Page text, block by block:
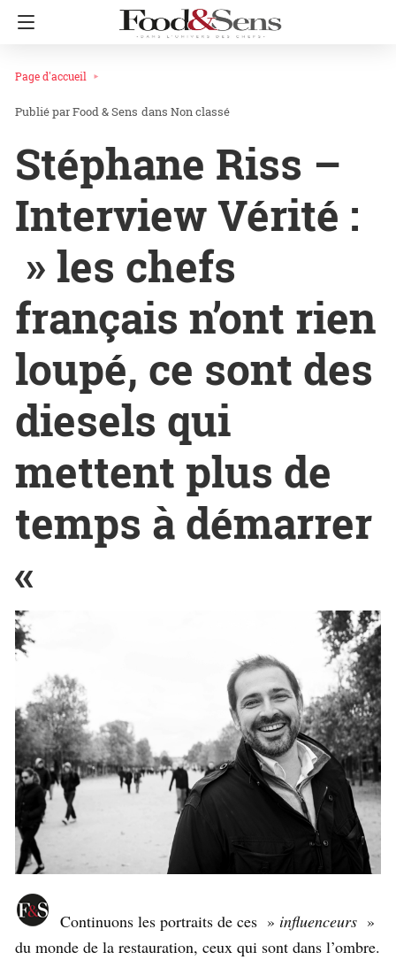
Page d'accueil
Food & Sens dans Non classé
Stéphane Riss –
Interview Vérité :
» les chefs
français n’ont rien
loupé, ce sont des
diesels qui
mettent plus de
temps à démarrer
«
Continuons les portraits de ces » influenceurs »
du monde de la restauration, ceux qui sont dans l’ombre.